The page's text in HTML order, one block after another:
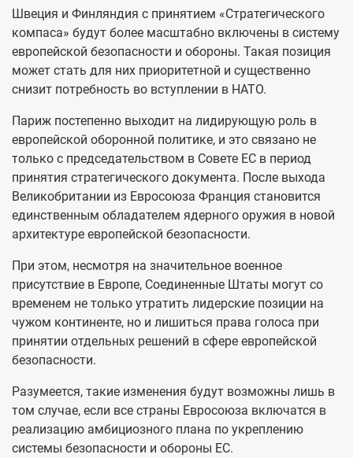
Швеция и Финляндия с принятием «Стратегического
компаса» будут более масштабно включены в систему
европейской безопасности и обороны. Такая позиция
может стать для них приоритетной и существенно
снизит потребность во вступлении в НАТО.
Париж постепенно выходит на лидирующую роль в
европейской оборонной политике, и это связано не
только с председательством в Совете ЕС в период
принятия стратегического документа. После выхода
Великобритании из Евросоюза Франция становится
единственным обладателем ядерного оружия в новой
архитектуре европейской безопасности.
При этом, несмотря на значительное военное
присутствие в Европе, Соединенные Штаты могут со
временем не только утратить лидерские позиции на
чужом континенте, но и лишиться права голоса при
принятии отдельных решений в сфере европейской
безопасности.
Разумеется, такие изменения будут возможны лишь в
том случае, если все страны Евросоюза включатся в
реализацию амбициозного плана по укреплению
системы безопасности и обороны ЕС.